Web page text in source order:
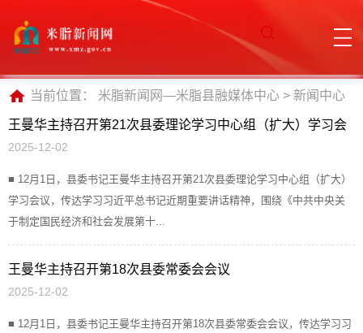
当前位置： 米脂新闻网—米脂县融媒体中心 > 新闻中心
王曼华主持召开第21次县委理论学习中心组（扩大）学习会
议
2025-12-02
■ 12月1日，县委书记王曼华主持召开第21次县委理论学习中心组（扩大）
学习会议，传达学习习近平总书记近期重要讲话精神，围绕《中共中央关
于制定国民经济和社会发展第十...
王曼华主持召开第18次县委常委会会议
2025-12-02
■ 12月1日，县委书记王曼华主持召开第18次县委常委会会议，传达学习习